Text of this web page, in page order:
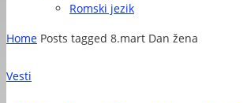
Romski jezik
Home Posts tagged 8.mart Dan žena
Vesti